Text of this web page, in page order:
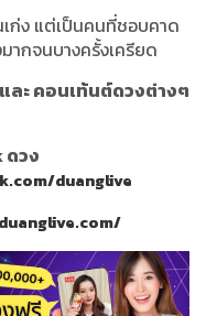
ก่ง แต่เป็นคนที่ชอบคาด
ากจนบางครั้งเครียด
ละ คอนเท้นต์ดวงต่างๆ
ดวง
duanglive